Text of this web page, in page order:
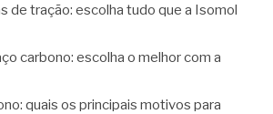
de tração: escolha tudo que a Isomol
carbono: escolha o melhor com a
quais os principais motivos para